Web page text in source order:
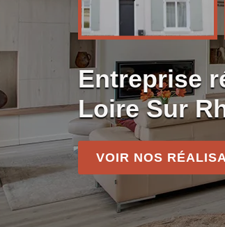
Entreprise
Loire Sur
VOIR NOS